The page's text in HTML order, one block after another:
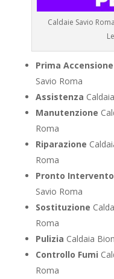
Caldaie Savio
Prima Accensione
Savio Roma
Assistenza
Manutenzione
Roma
Riparazione
Roma
Pronto Intervento
Savio Roma
Sostituzione
Roma
Pulizia Caldaia
Controllo Fumi
Roma